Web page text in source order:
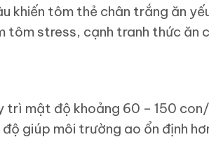
khiến tôm thẻ chân trắng ăn
tôm stress, cạnh tranh thức ăn
trì mật độ khoảng 60 – 150
giúp môi trường ao ổn định